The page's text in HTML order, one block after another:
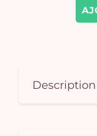
Description